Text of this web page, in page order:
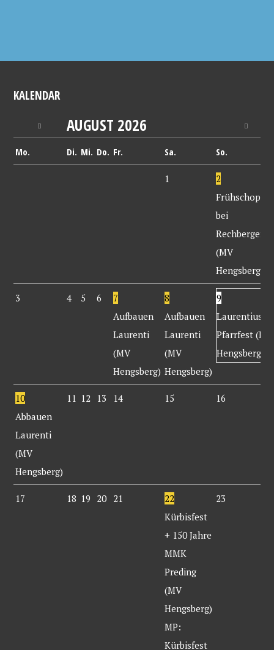
KALENDAR
AUGUST 2026
Mo. Di. Mi. Do. Fr. Sa. So.
1
2
bei
Rechbergers
(MV
Hengsberg)
3 4 5 6
7
Aufbauen
Laurenti
(MV
Hengsberg)
8
Aufbauen
Laurenti
(MV
Hengsberg)
9
Laurentius-
Pfarrfest (MV
Hengsberg)
10
Abbauen
Laurenti
(MV
Hengsberg)
11 12 13 14 15 16
17 18 19 20 21
22
Kürbisfest
+ 150 Jahre
MMK
Preding
(MV
Hengsberg)
MP:
Kürbisfest
23